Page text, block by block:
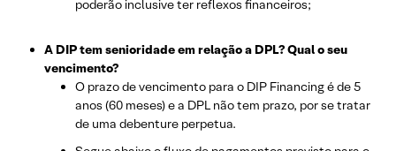
poderão inclusive ter reflexos financeiros;
A DIP tem senioridade em relação a DPL? Qual o seu
vencimento?
O prazo de vencimento para o DIP Financing é de 5
anos (60 meses) e a DPL não tem prazo, por se tratar
de uma debenture perpetua.